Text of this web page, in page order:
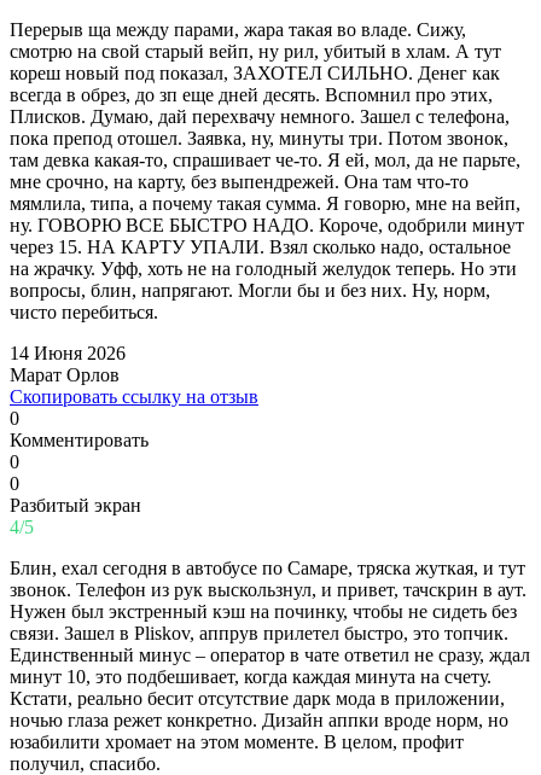
Перерыв ща между парами, жара такая во владе. Сижу,
смотрю на свой старый вейп, ну рил, убитый в хлам. А тут
кореш новый под показал, ЗАХОТЕЛ СИЛЬНО. Денег как
всегда в обрез, до зп еще дней десять. Вспомнил про этих,
Плисков. Думаю, дай перехвачу немного. Зашел с телефона,
пока препод отошел. Заявка, ну, минуты три. Потом звонок,
там девка какая-то, спрашивает че-то. Я ей, мол, да не парьте,
мне срочно, на карту, без выпендрежей. Она там что-то
мямлила, типа, а почему такая сумма. Я говорю, мне на вейп,
ну. ГОВОРЮ ВСЕ БЫСТРО НАДО. Короче, одобрили минут
через 15. НА КАРТУ УПАЛИ. Взял сколько надо, остальное
на жрачку. Уфф, хоть не на голодный желудок теперь. Но эти
вопросы, блин, напрягают. Могли бы и без них. Ну, норм,
чисто перебиться.
14 Июня 2026
Марат Орлов
Скопировать ссылку на отзыв
0
Комментировать
0
0
Разбитый экран
4/5
Блин, ехал сегодня в автобусе по Самаре, тряска жуткая, и тут
звонок. Телефон из рук выскользнул, и привет, тачскрин в аут.
Нужен был экстренный кэш на починку, чтобы не сидеть без
связи. Зашел в Pliskov, аппрув прилетел быстро, это топчик.
Единственный минус – оператор в чате ответил не сразу, ждал
минут 10, это подбешивает, когда каждая минута на счету.
Кстати, реально бесит отсутствие дарк мода в приложении,
ночью глаза режет конкретно. Дизайн аппки вроде норм, но
юзабилити хромает на этом моменте. В целом, профит
получил, спасибо.